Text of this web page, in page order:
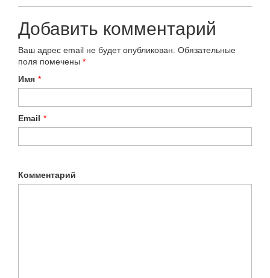
Добавить комментарий
Ваш адрес email не будет опубликован. Обязательные
поля помечены *
Имя *
Email *
Комментарий